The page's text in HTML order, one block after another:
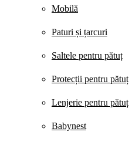
Mobilă
Paturi și țarcuri
Saltele pentru pătuț
Protecții pentru pătuț
Lenjerie pentru pătuț
Babynest